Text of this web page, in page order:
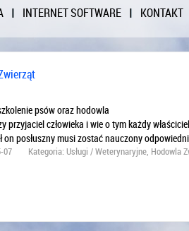
INTERNET SOFTWARE KONTAKT
psów oraz hodowla
przyjaciel człowieka i wie o tym każdy
on posłuszny musi zostać nauczony
07 Kategoria: Usługi / Weterynaryjne, Hodowla